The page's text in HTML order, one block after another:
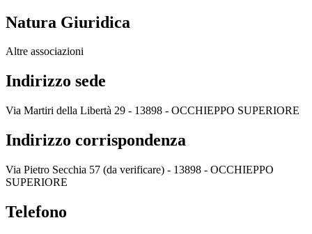
Natura Giuridica
Altre associazioni
Indirizzo sede
Via Martiri della Libertà 29 - 13898 - OCCHIEPPO SUPERIORE
Indirizzo corrispondenza
Via Pietro Secchia 57 (da verificare) - 13898 - OCCHIEPPO
SUPERIORE
Telefono